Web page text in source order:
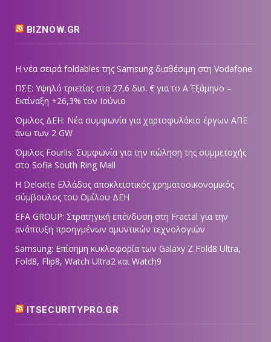
BIZNOW.GR
Η νέα σειρά foldables της Samsung διαθέσιμη στη Vodafone
ΠΣΕ: Υψηλό τριετίας στα 27,6 δισ. € για το Α΄ Εξάμηνο –
Εκτίναξη +26,3% τον Ιούνιο
Όμιλος ΔΕΗ: Νέα συμφωνία για χαρτοφυλάκιο έργων ΑΠΕ
άνω των 2 GW
Όμιλος Fourlis: Συμφωνία για την πώληση της συμμετοχής
στο Sofia South Ring Mall
Η Deloitte Ελλάδος αποκλειστικός χρηματοοικονομικός
σύμβουλος του Ομίλου ΔΕΗ
EFA GROUP: Στρατηγική επένδυση στη Fractal για την
ανάπτυξη προηγμένων αμυντικών τεχνολογιών
Samsung: Επίσημη κυκλοφορία των Galaxy Z Fold8 Ultra,
Fold8, Flip8, Watch Ultra2 και Watch9
ITSECURITYPRO.GR